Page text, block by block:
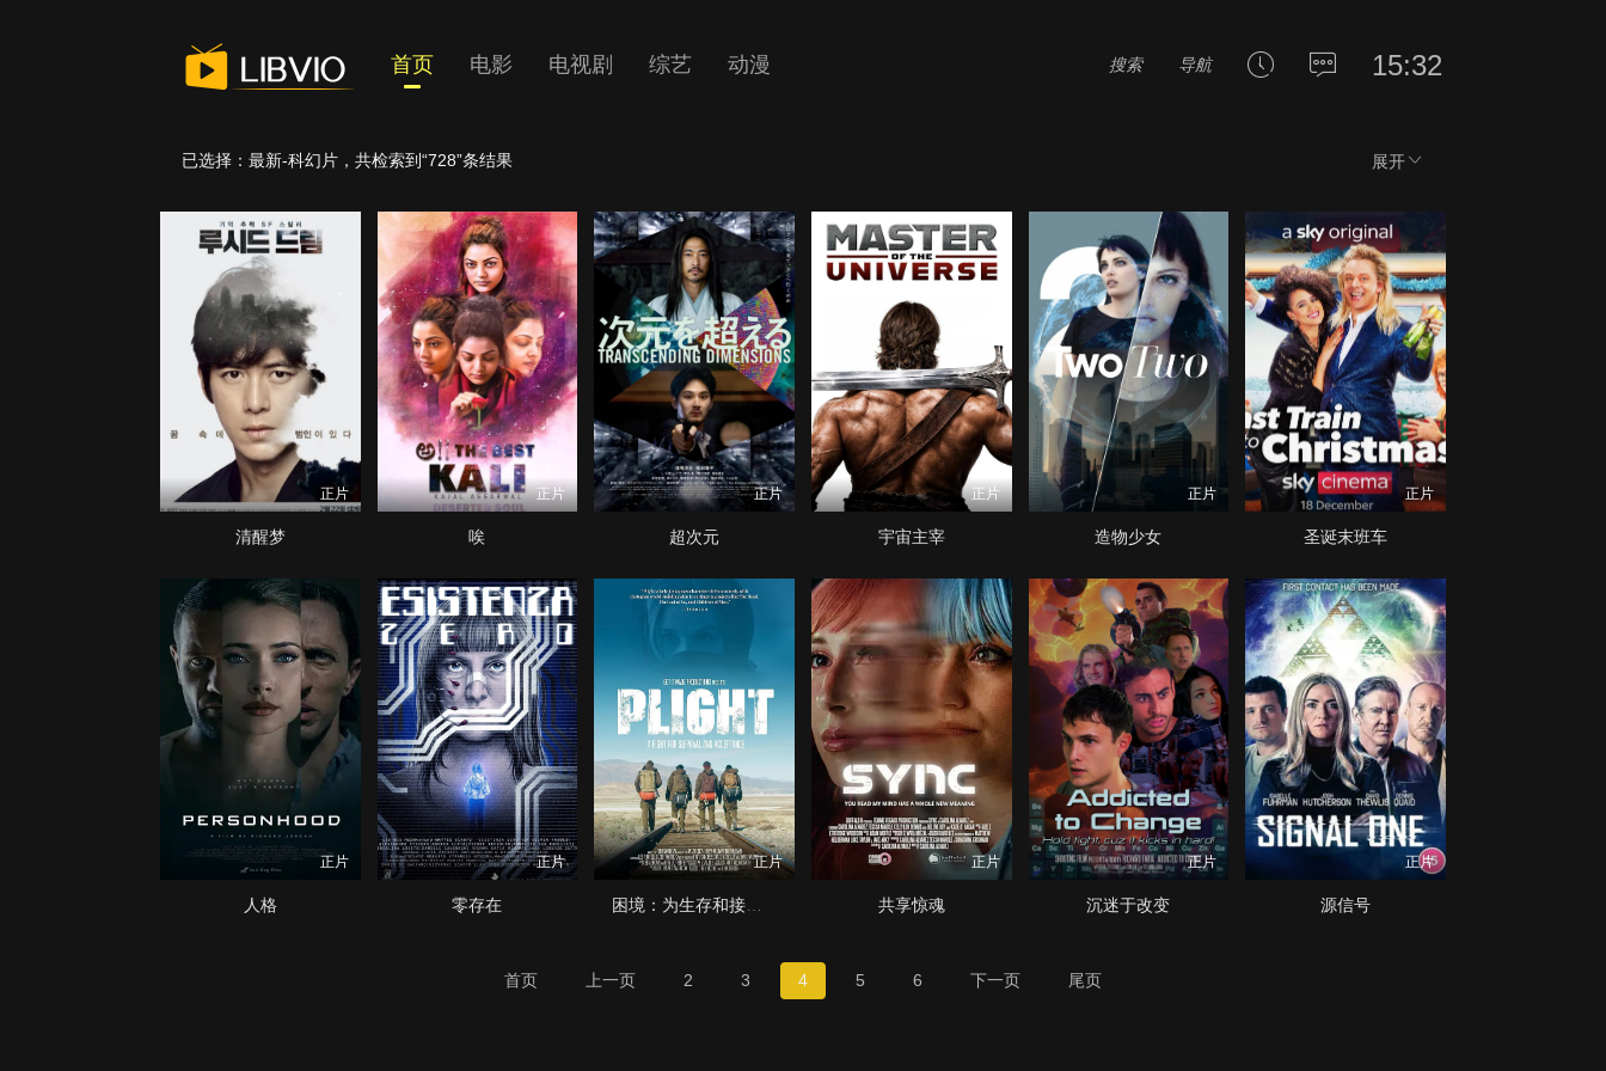
搜索 导航 15:32
首页 电影 电视剧 综艺 动漫
展开
已选择：最新-科幻片 ，共检索到“728”条结果
正片
清醒梦
正片
唉
正片
超次元
正片
宇宙主宰
正片
造物少女
正片
圣诞末班车
正片
人格
正片
零存在
正片 正片
共享惊魂
正片
沉迷于改变
正片
源信号
首页 上一页 2 3 4 5 6 下一页 尾页